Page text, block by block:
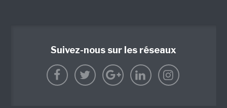
Suivez-nous sur les réseaux